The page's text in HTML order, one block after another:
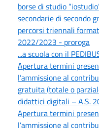
borse di studio
secondarie di secondo
percorsi triennali
2022/2023 - proroga
...a scuola con il
Apertura termini
l’ammissione al
gratuita (totale o
didattici digitali – A.S.
Apertura termini
l’ammissione al